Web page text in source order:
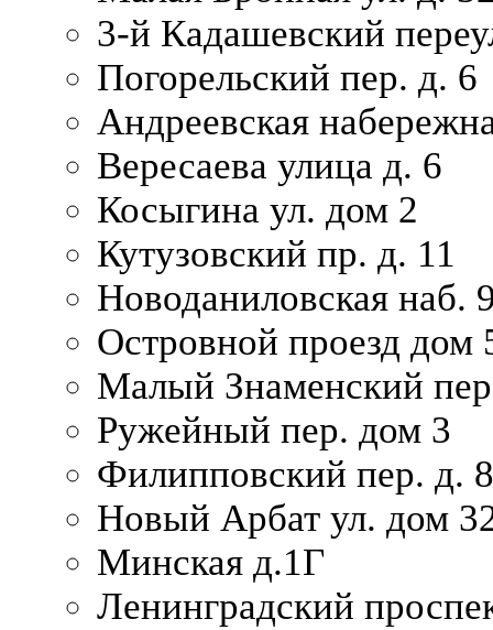
3-й Кадашевский
Погорельский пер. д. 6
Андреевская
Вересаева улица д. 6
Косыгина ул. дом 2
Кутузовский пр. д. 11
Новоданиловская наб.
Островной проезд дом
Малый Знаменский
Ружейный пер. дом 3
Филипповский пер. д. 8
Новый Арбат ул. дом
Минская д.1Г
Ленинградский